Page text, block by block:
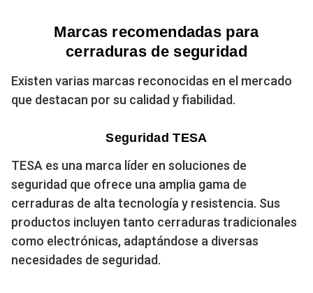
Marcas recomendadas para
cerraduras de seguridad
Existen varias marcas reconocidas en el mercado
que destacan por su calidad y fiabilidad.
Seguridad TESA
TESA es una marca líder en soluciones de
seguridad que ofrece una amplia gama de
cerraduras de alta tecnología y resistencia. Sus
productos incluyen tanto cerraduras tradicionales
como electrónicas, adaptándose a diversas
necesidades de seguridad.